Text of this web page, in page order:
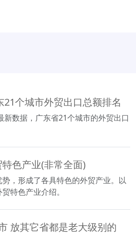
21个城市外贸出口总额排名
新数据，广东省21个城市的外贸出口
色产业(非常全面)
，形成了各具特色的外贸产业。以
特色产业介绍。
放其它省都是老大级别的